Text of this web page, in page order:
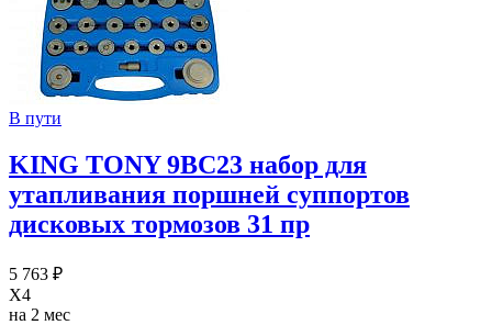
В пути
KING TONY 9BC23 набор для
утапливания поршней суппортов
дисковых тормозов 31 пр
5 763 ₽
X4
на 2 мес